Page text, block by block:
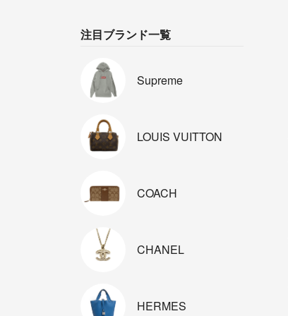
注目ブランド一覧
Supreme
LOUIS VUITTON
COACH
CHANEL
HERMES